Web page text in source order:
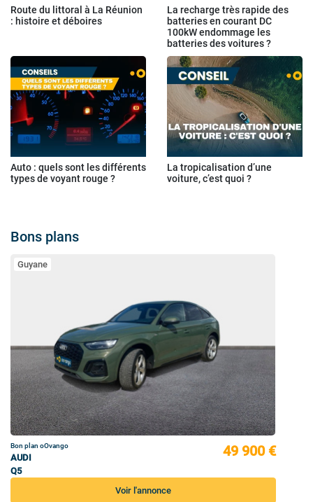
Route du littoral à La Réunion
: histoire et déboires
La recharge très rapide des
batteries en courant DC
100kW endommage les
batteries des voitures ?
Auto : quels sont les différents
types de voyant rouge ?
La tropicalisation d’une
voiture, c’est quoi ?
Bons plans
Guyane
Bon plan oOvango
AUDI
Q5
49 900 €
Voir l'annonce